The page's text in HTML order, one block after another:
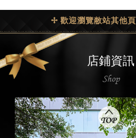
✢ 歡迎瀏覽敝站其他
店鋪資訊
Shop